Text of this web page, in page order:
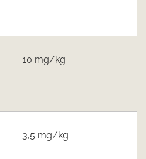
10 mg/kg
3,5 mg/kg